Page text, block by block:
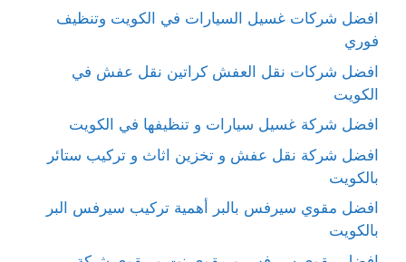
افضل شركات غسيل السيارات في الكويت وتنظيف
فوري
افضل شركات نقل العفش كراتين نقل عفش في
الكويت
افضل شركة غسيل سيارات و تنظيفها في الكويت
افضل شركة نقل عفش و تخزين اثاث و تركيب ستائر
بالكويت
افضل مقوي سيرفس بالبر أهمية تركيب سيرفس البر
بالكويت